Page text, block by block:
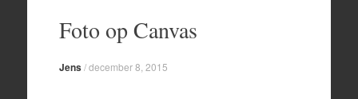
contentFoto op Canvas
Jens/december 8, 2015